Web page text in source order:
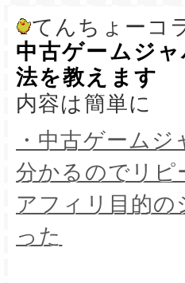
てんちょーコ
中古ゲームジ
法を教えます
内容は簡単に
・中古ゲーム
分かるのでリピ
アフィリ目的
った